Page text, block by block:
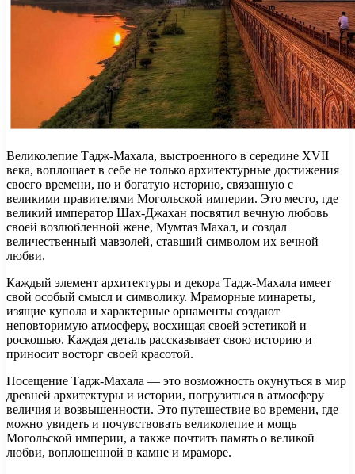
Великолепие Тадж-Махала, выстроенного в середине XVII
века, воплощает в себе не только архитектурные достижения
своего времени, но и богатую историю, связанную с
великими правителями Могольской империи. Это место, где
великий император Шах-Джахан посвятил вечную любовь
своей возлюбленной жене, Мумтаз Махал, и создал
величественный мавзолей, ставший символом их вечной
любви.
Каждый элемент архитектуры и декора Тадж-Махала имеет
свой особый смысл и символику. Мраморные минареты,
изящие купола и характерные орнаменты создают
неповторимую атмосферу, восхищая своей эстетикой и
роскошью. Каждая деталь рассказывает свою историю и
приносит восторг своей красотой.
Посещение Тадж-Махала — это возможность окунуться в мир
древней архитектуры и истории, погрузиться в атмосферу
величия и возвышенности. Это путешествие во времени, где
можно увидеть и почувствовать великолепие и мощь
Могольской империи, а также почтить память о великой
любви, воплощенной в камне и мраморе.